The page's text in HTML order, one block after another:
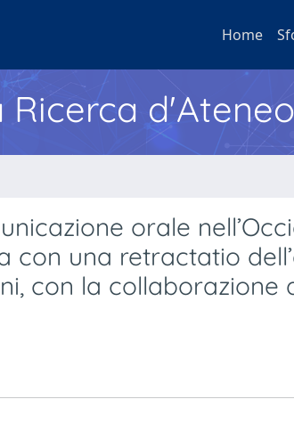
Home
d'Ateneo
orale
con una retractatio
con la collaborazione